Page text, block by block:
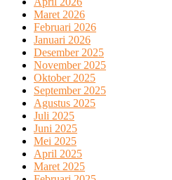
Maret 2026
Februari 2026
Januari 2026
Desember 2025
November 2025
Oktober 2025
September 2025
Agustus 2025
Juli 2025
Juni 2025
Mei 2025
April 2025
Maret 2025